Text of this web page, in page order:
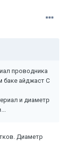
проводника
баке айджаст С
и диаметр
Диаметр